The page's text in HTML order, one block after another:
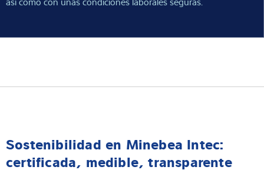
Sostenibilidad en Minebea Intec:
certificada, medible, transparente